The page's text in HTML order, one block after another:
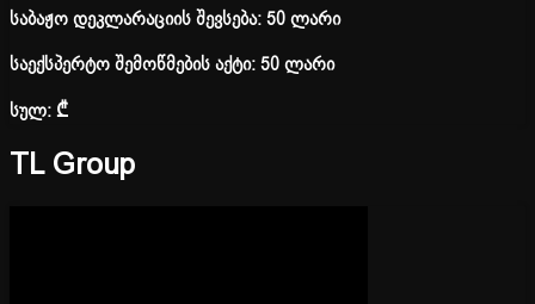
საბაჟო დეკლარაციის შევსება: 50 ლარი
საექსპერტო შემოწმების აქტი: 50 ლარი
სულ:₾
TL Group